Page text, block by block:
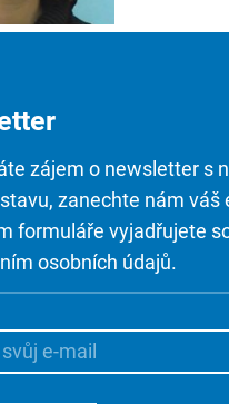
zájem o newsletter s
zanechte nám váš
formuláře vyjadřujete
osobních údajů.